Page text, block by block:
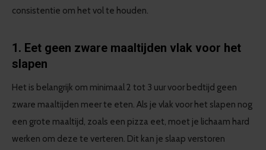
consistentie om het vol te houden.
1. Eet geen zware maaltijden vlak voor het
slapen
Het is belangrijk om minimaal 2 tot 3 uur voor bedtijd geen
zware maaltijden meer te eten. Als je vlak voor het slapen nog
een grote maaltijd, zoals een pizza eet, moet je lichaam hard
werken om deze te verteren. Dit kan je slaap verstoren